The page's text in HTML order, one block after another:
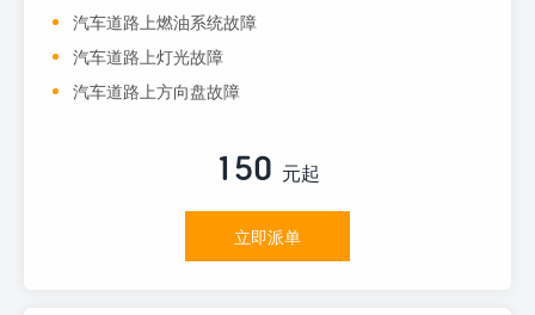
汽车道路上燃油系统故障
汽车道路上灯光故障
汽车道路上方向盘故障
150 元起
立即派单